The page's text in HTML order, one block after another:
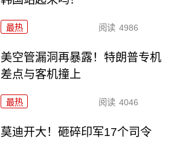
最热 阅读 4986
美空管漏洞再暴露！特朗普专机
差点与客机撞上
最热 阅读 4046
莫迪开大！砸碎印军17个司令